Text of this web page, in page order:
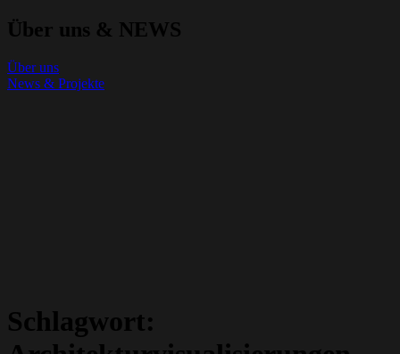
Über uns & NEWS
Über uns
News & Projekte
Schlagwort: